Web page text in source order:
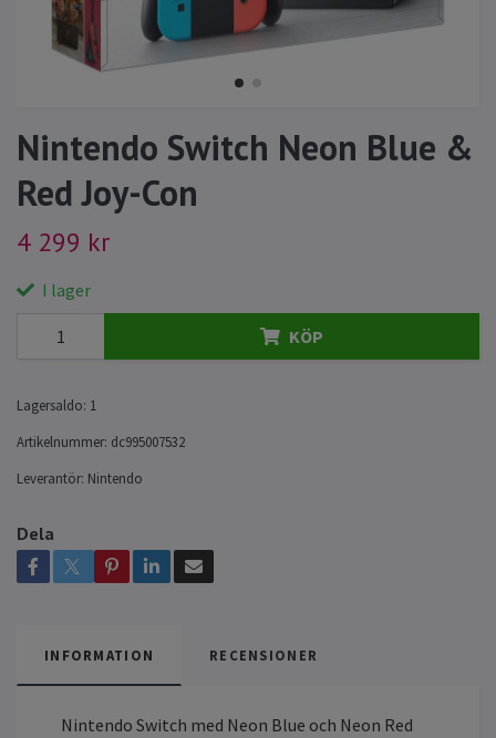
Nintendo Switch Neon Blue &
Red Joy-Con
4 299 kr
I lager
KÖP
Lagersaldo: 1
Artikelnummer: dc995007532
Leverantör: Nintendo
Dela
INFORMATION RECENSIONER
Nintendo Switch med Neon Blue och Neon Red